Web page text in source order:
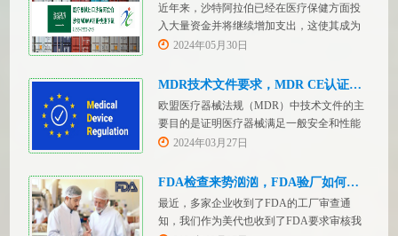
近年来，沙特阿拉伯已经在医疗保健方面投
入大量资金并将继续增加支出，这使其成为
医疗设备制造商感兴趣的市场。然而，想要
管要求，即他们必须在沙特阿拉伯获得其设
务，FDASUNGO全球合规业务版图再添新模
块。F
2024年05月30日
MDR技术文件要求，MDR CE认证办理
欧盟医疗器械法规（MDR）中技术文件的主
要目的是证明医疗器械满足一般安全和性能
要求。无论类别如何，所有医疗设备都必须
有关技术文件的要求。MDR技术文档结构：
2024年03月27日
FDA检查来势汹汹，FDA验厂如何应对？
最近，多家企业收到了FDA的工厂审查通
知，我们作为美代也收到了FDA要求审核我